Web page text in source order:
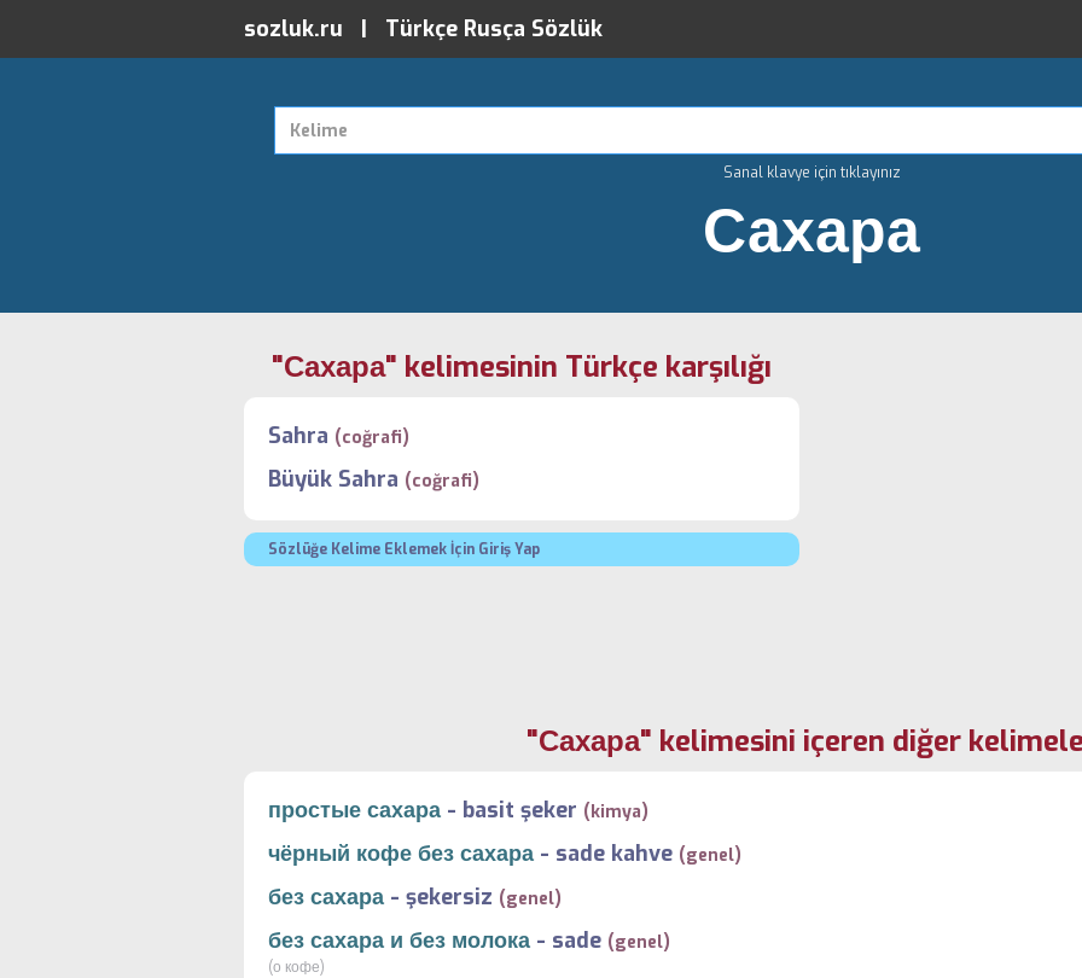
sozluk.ru | Türkçe Rusça Sözlük
Sanal klavye için tıklayınız
Сахара
"Сахара" kelimesinin Türkçe karşılığı
Sahra (coğrafi)
Büyük Sahra (coğrafi)
Sözlüğe Kelime Eklemek İçin Giriş Yap
"Сахара" kelimesini içeren diğer
простые сахара - basit şeker (kimya)
чёрный кофе без сахара - sade kahve (genel)
без сахара - şekersiz (genel)
без сахара и без молока - sade (genel)
(о кофе)